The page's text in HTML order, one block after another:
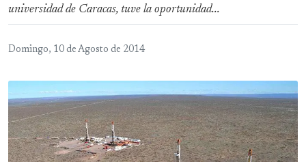
universidad de Caracas, tuve la oportunidad...
Domingo, 10 de Agosto de 2014